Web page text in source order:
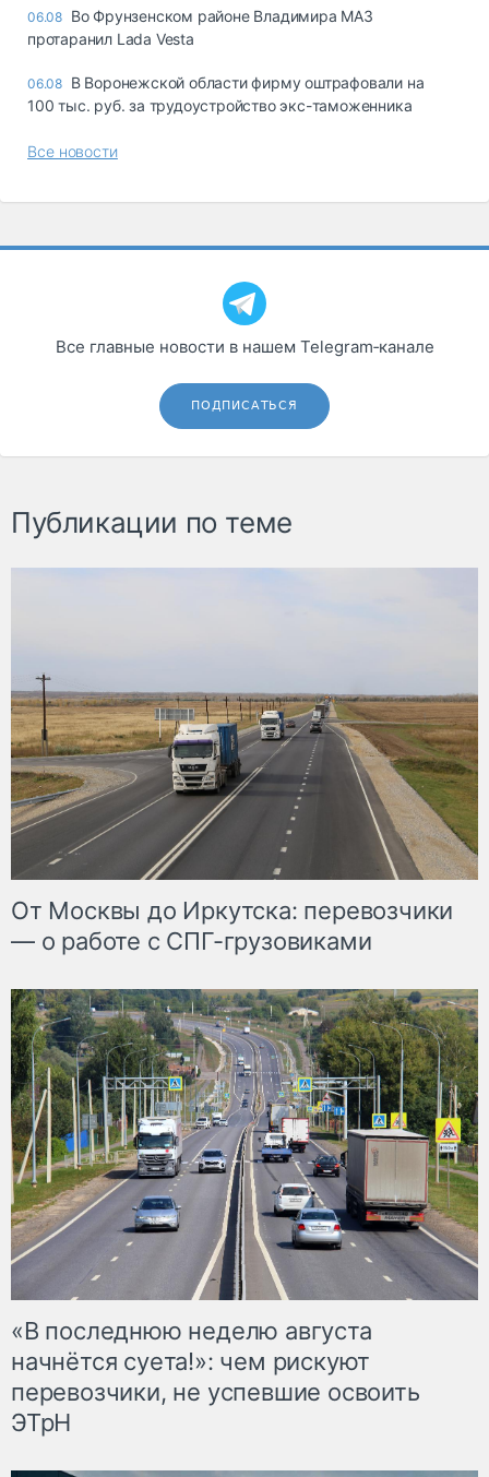
06.08 Во Фрунзенском районе Владимира МАЗ
протаранил Lada Vesta
06.08 В Воронежской области фирму оштрафовали на
100 тыс. руб. за трудоустройство экс-таможенника
Все новости
Все главные новости в нашем Telegram‑канале
ПОДПИСАТЬСЯ
Публикации по теме
От Москвы до Иркутска: перевозчики
— о работе с СПГ-грузовиками
«В последнюю неделю августа
начнётся суета!»: чем рискуют
перевозчики, не успевшие освоить
ЭТрН